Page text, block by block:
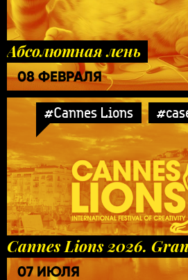
Абсолютная лень
08 ФЕВРАЛЯ
#Cannes Lions
Cannes Lions 2026.
07 ИЮЛЯ